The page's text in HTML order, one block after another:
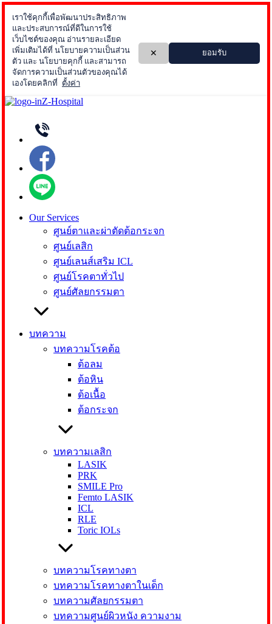
Skip
Our Services
ศูนย์ตาและผ่าตัดต้อกระจก
ศูนย์เลสิก
ศูนย์เลนส์เสริม ICL
ศูนย์โรคตาทั่วไป
ศูนย์ศัลยกรรมตา
บทความ
บทความโรคต้อ
ต้อลม
ต้อหิน
ต้อเนื้อ
ต้อกระจก
บทความเลสิก
LASIK
PRK
SMILE Pro
Femto LASIK
ICL
RLE
Toric IOLs
บทความโรคทางตา
บทความโรคทางตาในเด็ก
บทความศัลยกรรมตา
บทความศูนย์ผิวหนัง ความงาม